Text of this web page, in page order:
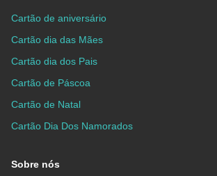
Cartão de aniversário
Cartão dia das Mães
Cartão dia dos Pais
Cartão de Páscoa
Cartão de Natal
Cartão Dia Dos Namorados
Sobre nós